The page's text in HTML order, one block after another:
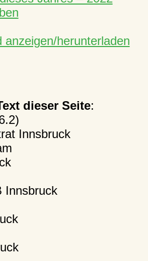
anzeigen/herunterladen
dieser Seite:
Innsbruck
Innsbruck